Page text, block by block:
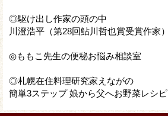
◎駆け出し作家の頭の中
川澄浩平（第28回鮎川哲也賞受賞作家
◎ももこ先生の便秘お悩み相談室
◎札幌在住料理研究家えながの
簡単3ステップ 娘から父へお野菜レシピ